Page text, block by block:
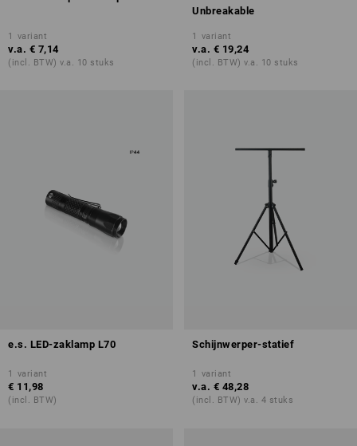
1 variant
v.a. € 7,14
(incl. BTW) v.a. 10 stuks
Unbreakable
1 variant
v.a. € 19,24
(incl. BTW) v.a. 10 stuks
e.s. LED-zaklamp L70
1 variant
€ 11,98
(incl. BTW)
Schijnwerper-statief
1 variant
v.a. € 48,28
(incl. BTW) v.a. 4 stuks